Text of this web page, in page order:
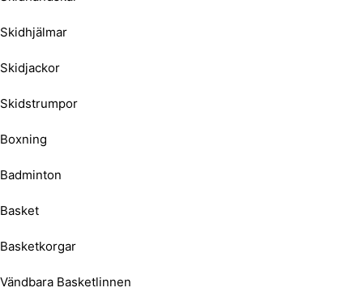
Skidhjälmar
Skidjackor
Skidstrumpor
Boxning
Badminton
Basket
Basketkorgar
Vändbara Basketlinnen